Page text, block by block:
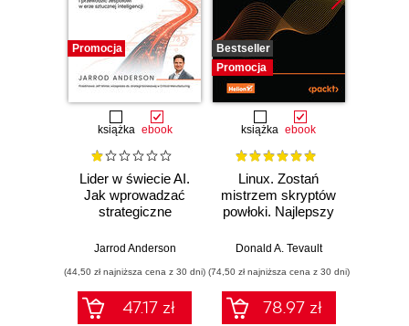
Promocja
książka ebook
Lider w świecie AI.
Jak wprowadzać
strategiczne
biznes i
zespołowi w erze
sztucznej
inteligencji
Jarrod Anderson
(44,50 zł najniższa cena z 30 dni)
47.17 zł
Bestseller
Promocja
książka ebook
Linux. Zostań
mistrzem skryptów
powłoki. Najlepszy
którym
zautomatyzujesz i
usprawnisz każde
zadanie
Donald A. Tevault
(74,50 zł najniższa cena z 30 dni)
78.97 zł